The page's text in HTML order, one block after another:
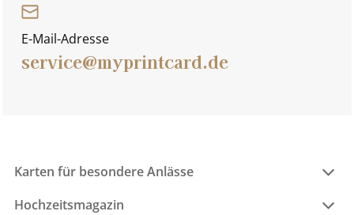
E-Mail-Adresse
service@myprintcard.de
Karten für besondere Anlässe
Hochzeitsmagazin